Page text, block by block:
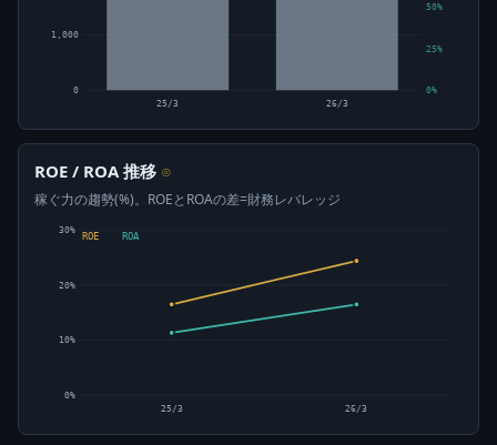
0
1,000
0%
25%
50%
25/3 26/3
ROE / ROA 推移 ⊙
稼ぐ力の趨勢(%)。ROEとROAの差=財務レバレッジ
0%
10%
20%
30%
ROE ROA
25/3 26/3